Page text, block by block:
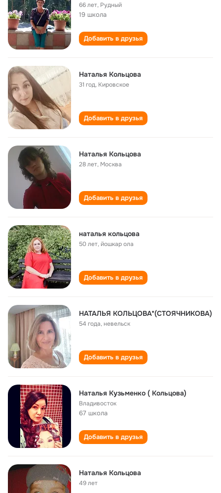
66 лет, Рудный
19 школа
Добавить в друзья
Наталья Кольцова
31 год, Кировское
Добавить в друзья
Наталья Кольцова
28 лет, Москва
Добавить в друзья
наталья кольцова
50 лет,йошкар ола
Добавить в друзья
НАТАЛЬЯ КОЛЬЦОВА*(СТОЯЧНИКОВА)
54 года,невельск
Добавить в друзья
Наталья Кузьменко ( Кольцова)
Владивосток
67 школа
Добавить в друзья
Наталья Кольцова
49 лет